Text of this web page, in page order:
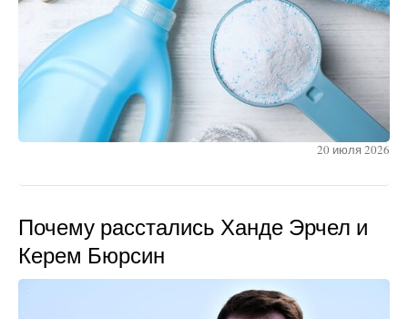
20 июля 2026
Почему расстались Ханде Эрчел и
Керем Бюрсин